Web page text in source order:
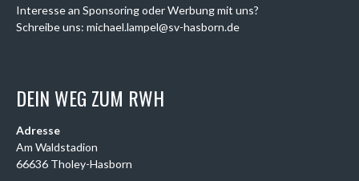
Interesse an Sponsoring oder Werbung mit uns?
Schreibe uns: michael.lampel@sv-hasborn.de
DEIN WEG ZUM RWH
Adresse
Am Waldstadion
66636 Tholey-Hasborn